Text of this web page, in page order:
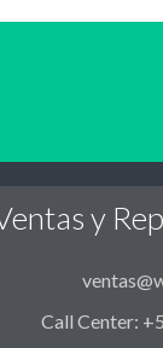
y
Call Center: